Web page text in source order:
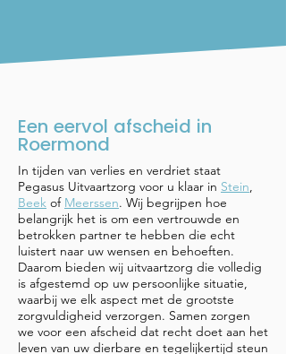
Een eervol afscheid in
Roermond
In tijden van verlies en verdriet staat
Pegasus Uitvaartzorg voor u klaar in Stein,
Beek of Meerssen. Wij begrijpen hoe
belangrijk het is om een vertrouwde en
betrokken partner te hebben die echt
luistert naar uw wensen en behoeften.
Daarom bieden wij uitvaartzorg die volledig
is afgestemd op uw persoonlijke situatie,
waarbij we elk aspect met de grootste
zorgvuldigheid verzorgen. Samen zorgen
we voor een afscheid dat recht doet aan het
leven van uw dierbare en tegelijkertijd steun